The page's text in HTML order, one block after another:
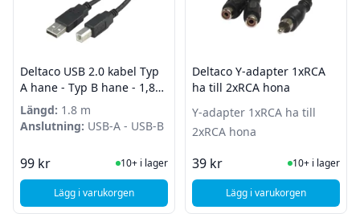
Deltaco USB 2.0 kabel Typ
A hane - Typ B hane - 1,8m
- Svart
Längd: 1.8 m
Anslutning: USB-A - USB-B
99 kr I Lager
10+ i lager
Lägg i varukorgen, Deltaco USB 2.0 kabel Typ A hane - Typ B hane - 1,8m -
Deltaco Y-adapter 1xRCA
ha till 2xRCA hona
Y-adapter 1xRCA ha till
2xRCA hona
39 kr I Lager
10+ i lager
Lägg i varukorgen, Deltaco Y-adapter